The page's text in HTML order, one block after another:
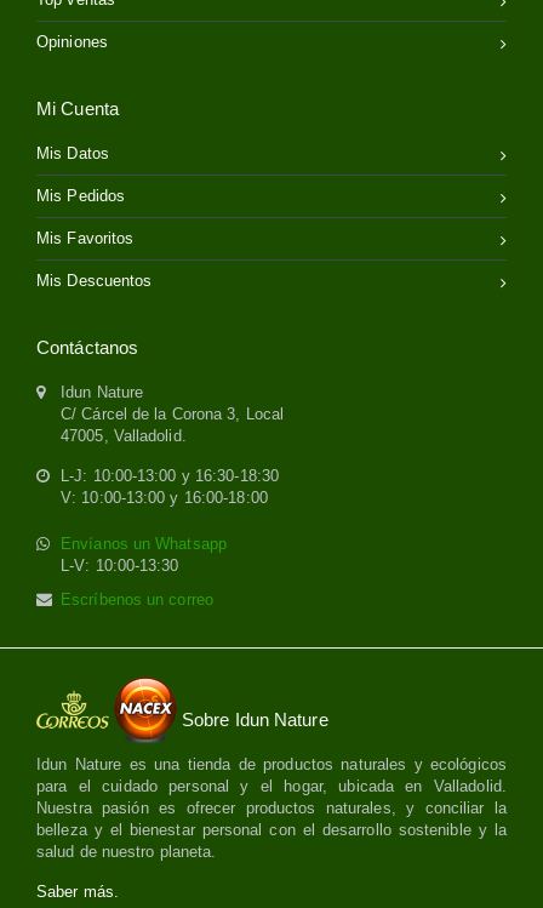
Opiniones
Mi Cuenta
Mis Datos
Mis Pedidos
Mis Favoritos
Mis Descuentos
Contáctanos
Idun Nature
C/ Cárcel de la Corona 3, Local
47005, Valladolid.
L-J: 10:00-13:00 y 16:30-18:30
V: 10:00-13:00 y 16:00-18:00
Envíanos un Whatsapp
L-V: 10:00-13:30
Escríbenos un correo
Sobre Idun Nature
Idun Nature es una tienda de productos naturales y ecológicos
para el cuidado personal y el hogar, ubicada en Valladolid.
Nuestra pasión es ofrecer productos naturales, y conciliar la
belleza y el bienestar personal con el desarrollo sostenible y la
salud de nuestro planeta.
Saber más.